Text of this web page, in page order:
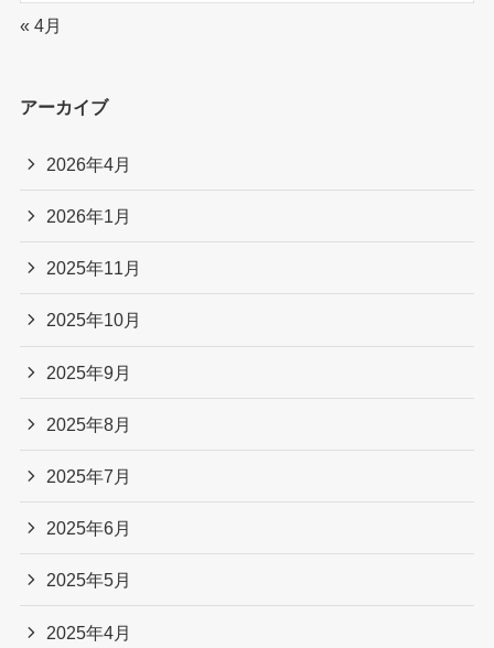
« 4月
アーカイブ
2026年4月
2026年1月
2025年11月
2025年10月
2025年9月
2025年8月
2025年7月
2025年6月
2025年5月
2025年4月